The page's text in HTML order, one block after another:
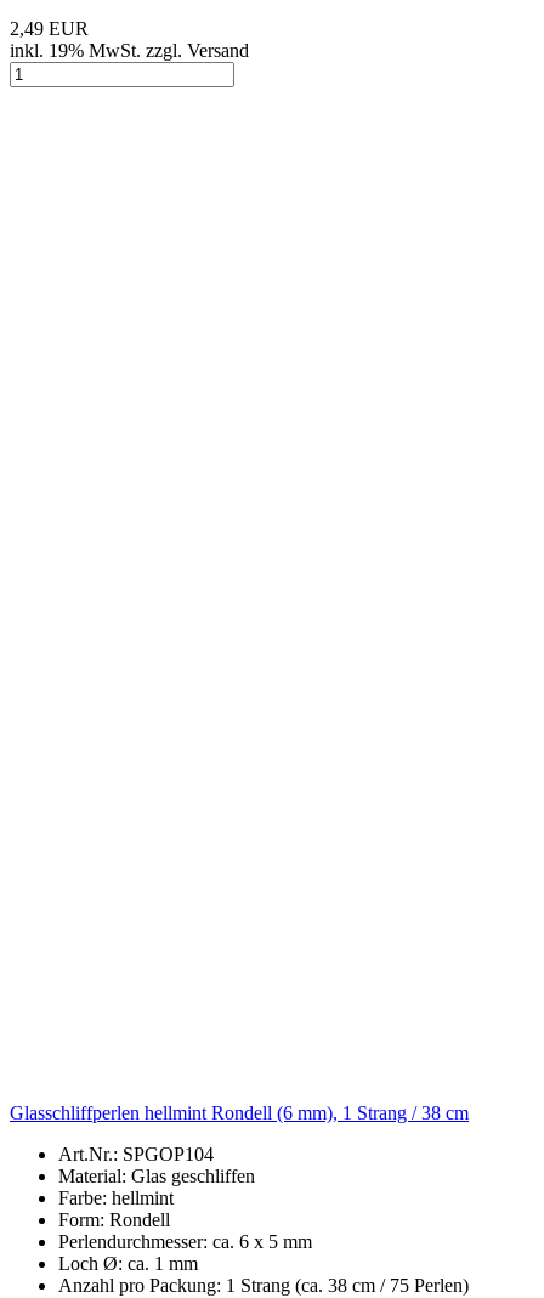
2,49 EUR
inkl. 19% MwSt. zzgl. Versand
Glasschliffperlen hellmint Rondell (6 mm), 1 Strang / 38 cm
Art.Nr.: SPGOP104
Material: Glas geschliffen
Farbe: hellmint
Form: Rondell
Perlendurchmesser: ca. 6 x 5 mm
Loch Ø: ca. 1 mm
Anzahl pro Packung: 1 Strang (ca. 38 cm / 75 Perlen)